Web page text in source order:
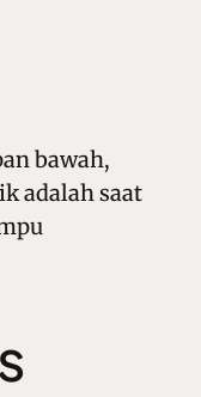
bawah,
adalah saat